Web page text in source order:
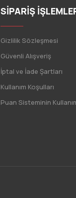
SİPARİŞ
Gizlilik Sözleşmesi
Güvenli Alışveriş
İptal ve İade Şartları
Kullanım Koşulları
Puan Sisteminin